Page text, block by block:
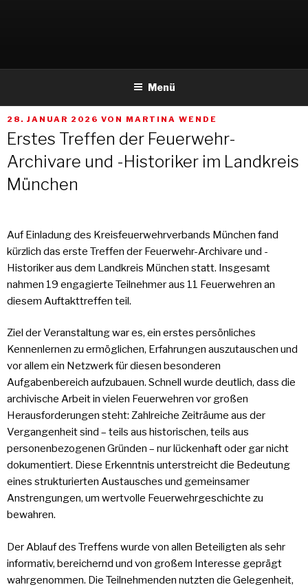
Menü
VERÖFFENTLICHT
AM
28. JANUAR 2026 VON MARTINA WENDE
Erstes Treffen der Feuerwehr-
Archivare und -Historiker im Landkreis
München
Auf Einladung des Kreisfeuerwehrverbands München fand
kürzlich das erste Treffen der Feuerwehr-Archivare und -
Historiker aus dem Landkreis München statt. Insgesamt
nahmen 19 engagierte Teilnehmer aus 11 Feuerwehren an
diesem Auftakttreffen teil.
Ziel der Veranstaltung war es, ein erstes persönliches
Kennenlernen zu ermöglichen, Erfahrungen auszutauschen und
vor allem ein Netzwerk für diesen besonderen
Aufgabenbereich aufzubauen. Schnell wurde deutlich, dass die
archivische Arbeit in vielen Feuerwehren vor großen
Herausforderungen steht: Zahlreiche Zeiträume aus der
Vergangenheit sind – teils aus historischen, teils aus
personenbezogenen Gründen – nur lückenhaft oder gar nicht
dokumentiert. Diese Erkenntnis unterstreicht die Bedeutung
eines strukturierten Austausches und gemeinsamer
Anstrengungen, um wertvolle Feuerwehrgeschichte zu
bewahren.
Der Ablauf des Treffens wurde von allen Beteiligten als sehr
informativ, bereichernd und von großem Interesse geprägt
wahrgenommen. Die Teilnehmenden nutzten die Gelegenheit,